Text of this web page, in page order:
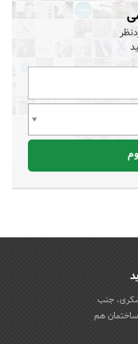
جنب
ساختمان هم